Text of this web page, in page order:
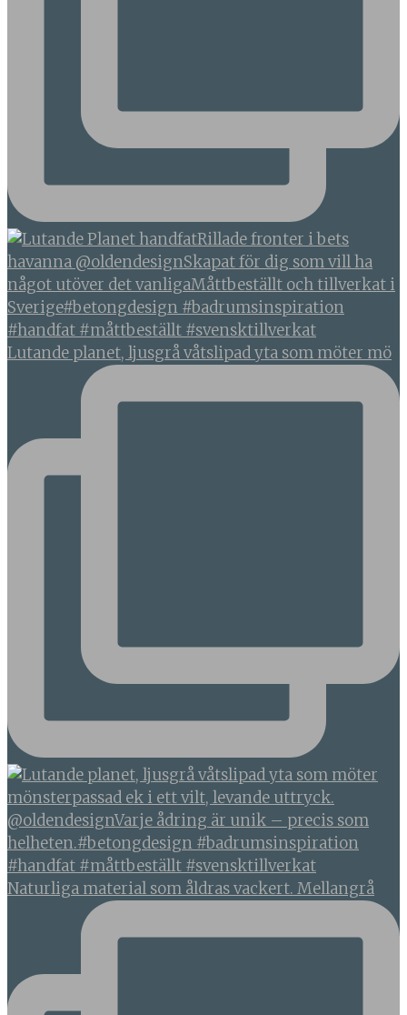
Lutande planet, ljusgrå våtslipad yta som möter mö
Naturliga material som åldras vackert. Mellangrå